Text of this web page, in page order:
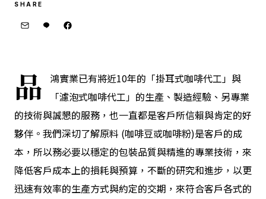
SHARE
品
鴻實業已有將近10年的「掛耳式咖啡代工」與
「濾泡式咖啡代工」的生產、製造經驗、另專業
的技術與誠懇的服務，也一直都是客戶所信賴與肯定的好
夥伴。我們深切了解原料 (咖啡豆或咖啡粉)是客戶的成
本，所以務必要以穩定的包裝品質與精進的專業技術，來
降低客戶成本上的損耗與預算，不斷的研究和進步，以更
迅速有效率的生產方式與約定的交期，來符合客戶各式的